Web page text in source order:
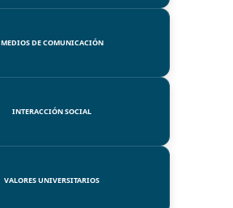
MEDIOS DE COMUNICACIÓN
INTERACCIÓN SOCIAL
VALORES UNIVERSITARIOS